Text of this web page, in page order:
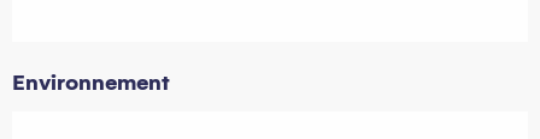
Environnement